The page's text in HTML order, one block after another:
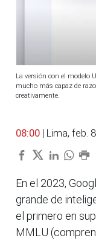
La versión con el modelo
mucho más capaz de
creativamente.
08:00 | Lima, feb.
En el 2023,
grande de
el primero en
MMLU